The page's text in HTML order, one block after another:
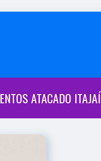
ATACADO ITAJAÍ